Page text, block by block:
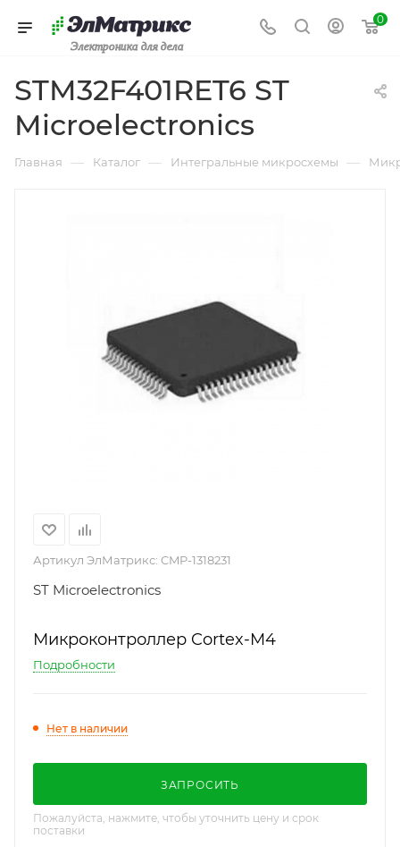
Электроника для дела
0
STM32F401RET6 ST
Microelectronics
Главная — Каталог — Интегральные микросхемы —
Артикул ЭлМатрикс: CMP-1318231
ST Microelectronics
Микроконтроллер Cortex-M4
Подробности
Нет в наличии
ЗАПРОСИТЬ
Пожалуйста, нажмите, чтобы уточнить цену и срок
поставки